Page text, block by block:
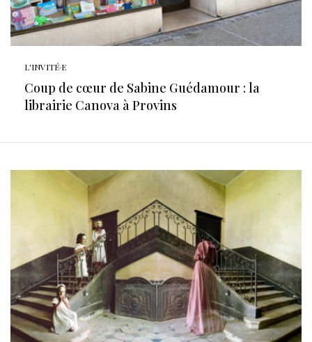
L'INVITÉ·E
Coup de cœur de Sabine Guédamour : la
librairie Canova à Provins